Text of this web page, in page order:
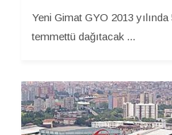
Yeni Gimat GYO 2013
temmettü dağıtacak ...